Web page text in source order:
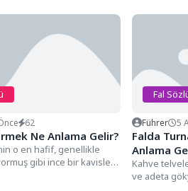
62
Ne Anlama Gelir?
o en hafif, genellikle
gibi ince bir kavisle
Fal
Führer 5
Falda
Anlama
Kahve
ve adeta